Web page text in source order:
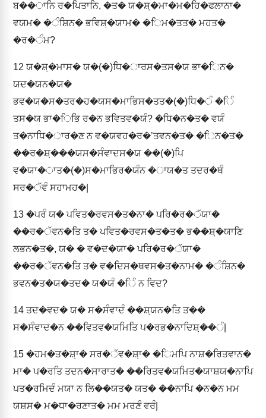
ਬ��ਾਨਿ ਰ�ਪਿਤਾਨਿ, �ਤ� ਯ�ਸ਼਼�ਮਾ�ਮ�ਹਿ�ਫਲਾਨਾ�
ਵਯਮ� �ੰਸ਼ਿਨ� ਭਵਿਸ਼਼�ਯਾਮ� �ਿਮ�ਤਤ� ਮਹਤ�
�ਰ�ੰਮ?
12 ਯ�ਸ਼਼�ਮਾਸ� ਯ�(�)ਧਿ�ਾਰਸ�ਤਸ�ਯ ਭਾ�ਿਨ�
ਯਦ�ਯਨ�ਯ�
ਭਵ�ਯ�ਸ�ਤਰ�ਹ�ਯਸ�ਮਾਭਿਸ�ਤਤ�(�)ਧਿ�ੰ �ਿੰ
ਤਸ�ਯ ਭਾ�ਿਭਿ ਰ�ਨ ਭਵਿਤਵ�ਯੰ? �ਧਿ�ਨ�ਤ� ਵਯੰ
ਤ�ਨਾਧਿ�ਾਰ�ਣ ਨ ਵ�ਯਵਹ�ਰ�ʼਤਵਨ�ਤ� �ਿਨ�ਤ�
��ਰ�ਸ਼਼���ਯਸ�ਸੰਵਾਦਸ�ਯ ��(�)ਪਿ
ਵ�ਯਾ�ਾਤ�(�)ਸ�ਮਾਭਿਰ�ਯੰਨ �ਾਯ�ਤ ਤਦਰ�ਥੰ
ਸਰ�ੱਵੰ ਸਹਾਮਹ�|
13 �ਪਰੰ ਯ� ਪਵਿਤ�ਰਵਸ�ਤ�ਨਾ� ਪਰਿ�ਰ�ੱਯਾ�
��ਰ�ੱਵਨ�ਤਿ ਤ� ਪਵਿਤ�ਰਵਸ�ਤ�ਤ� ਭ��ਸ਼਼�ਯਾਣਿ
ਲਭਨ�ਤ�, ਯ� � ਵ�ਦ�ਯਾ� ਪਰਿ�ਰ�ੱਯਾ�
��ਰ�ੱਵਨ�ਤਿ ਤ� ਵ�ਦਿਸ�ਥਵਸ�ਤ�ਨਾਮ� �ੰਸ਼ਿਨ�
ਭਵਨ�ਤ�ਯ�ਤਦ� ਯ�ਯੰ �ਿੰ ਨ ਵਿਦ?
14 ਤਦ�ਵਦ� ਯ� ਸ�ਸੰਵਾਦੰ ��ਸ਼਼ਯਨ�ਤਿ ਤ��
ਸ�ਸੰਵਾਦ�ਨ ��ਵਿਤਵ�ਯਮਿਤਿ ਪ�ਰਭ�ਨਾਦਿਸ਼਼��ੰ|
15 �ਹਮ�ਤ�ਸ਼਼ਾ� ਸਰ�ੱਵ�ਸ਼਼ਾ� �ਿਮਪਿ ਨਾਸ਼�ਰਿਤਵਾਨ�
ਮਾ� ਪ�ਰਤਿ ਤਦਨ�ਸਾਰਾਤ� ��ਰਿਤਵ�ਯਮਿਤ�ਯਾਸ਼ਯ�ਨਾਪਿ
ਪਤ�ਰਮਿਦੰ ਮਯਾ ਨ ਲਿ��ਯਤ� ਯਤ� ��ਨਾਪਿ �ਨ�ਨ ਮਮ
ਯਸ਼ਸ� ਮ�ਧਾ�ਰਣਾਤ� ਮਮ ਮਰਣੰ ਵਰੰ|